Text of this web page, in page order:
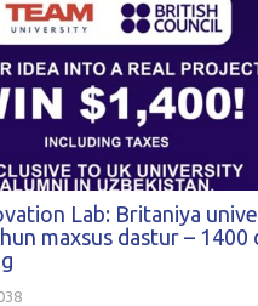
Lab: Britaniya
maxsus dastur – 1400